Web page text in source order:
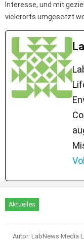
Interesse, und mit
vielerorts umgesetzt
Aktuelles
Autor: LabNews Media